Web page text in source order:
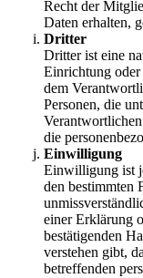
Recht der
Daten erhalten,
Dritter
Dritter ist eine
Einrichtung oder
dem
Personen, die
die
Einwilligung
Einwilligung ist
den bestimmten
einer Erklärung
bestätigenden
verstehen gibt,
betreffenden